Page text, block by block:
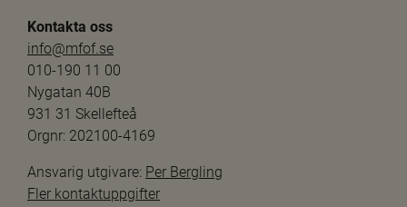
Kontakta oss
info@mfof.se
010-190 11 00
Nygatan 40B
931 31 Skellefteå
Orgnr: 202100-4169
Ansvarig utgivare: Per Bergling
Fler kontaktuppgifter